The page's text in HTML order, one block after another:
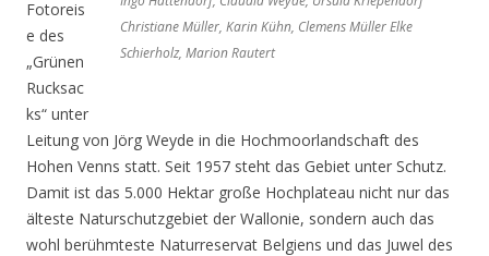
Christiane Müller, Karin Kühn, Clemens Müller Elke
Schierholz, Marion Rautert
Fotoreis
e des
„Grünen
Rucksac
ks“ unter
Leitung von Jörg Weyde in die Hochmoorlandschaft des
Hohen Venns statt. Seit 1957 steht das Gebiet unter Schutz.
Damit ist das 5.000 Hektar große Hochplateau nicht nur das
älteste Naturschutzgebiet der Wallonie, sondern auch das
wohl berühmteste Naturreservat Belgiens und das Juwel des